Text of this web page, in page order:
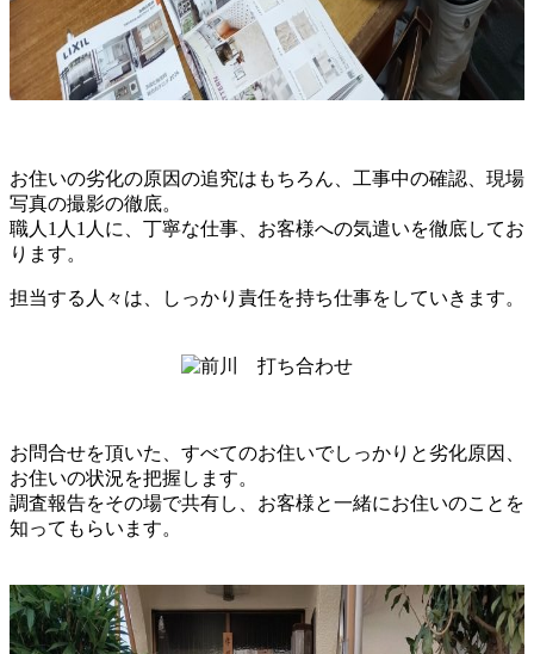
お住いの劣化の原因の追究はもちろん、工事中の確認、現場
写真の撮影の徹底。
職人1人1人に、丁寧な仕事、お客様への気遣いを徹底してお
ります。
担当する人々は、しっかり責任を持ち仕事をしていきます。
お問合せを頂いた、すべてのお住いでしっかりと劣化原因、
お住いの状況を把握します。
調査報告をその場で共有し、お客様と一緒にお住いのことを
知ってもらいます。